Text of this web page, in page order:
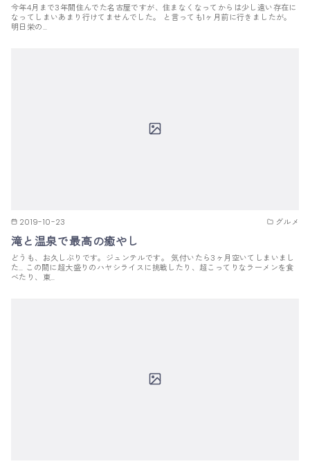
今年4月まで3年間住んでた名古屋ですが、住まなくなってからは少し遠い存在に
なってしまいあまり行けてませんでした。 と言っても1ヶ月前に行きましたが。
明日栄の…
2019-10-23 グルメ
滝と温泉で最高の癒やし
どうも、お久しぶりです。ジュンテルです。 気付いたら3ヶ月空いてしまいまし
た… この間に超大盛りのハヤシライスに挑戦したり、超こってりなラーメンを食
べたり、東…